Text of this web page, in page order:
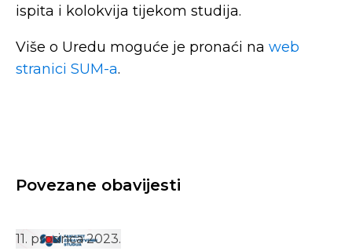
ispita i kolokvija tijekom studija.
Više o Uredu moguće je pronaći na web
stranici SUM-a.
Povezane obavijesti
11. prosinca 2023.